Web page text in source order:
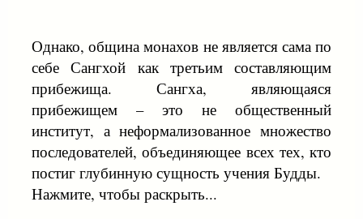
Однако, община монахов не является сама по
себе Сангхой как третьим составляющим
прибежища. Сангха, являющаяся
прибежищем – это не общественный
институт, а неформализованное множество
последователей, объединяющее всех тех, кто
постиг глубинную сущность учения Будды.
Нажмите, чтобы раскрыть...